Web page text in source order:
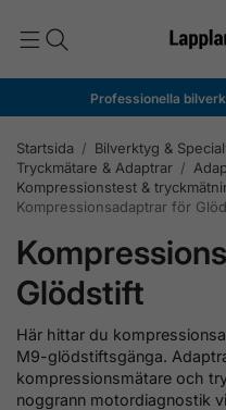
Professionella
Startsida / Bilverktyg &
Tryckmätare & Adaptrar /
Kompressionstest &
Kompressionsadaptrar för
Glödstift
Här hittar du
M9-glödstiftsgänga.
kompressionsmätare och
noggrann motordiagnostik